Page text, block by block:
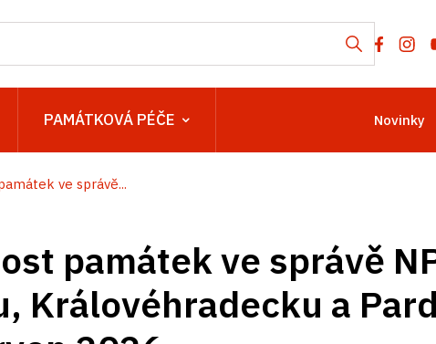
PAMÁTKOVÁ PÉČE Novinky
ve správě...
památek ve správě
Královéhradecku a